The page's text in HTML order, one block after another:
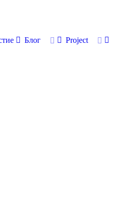
Блог Project